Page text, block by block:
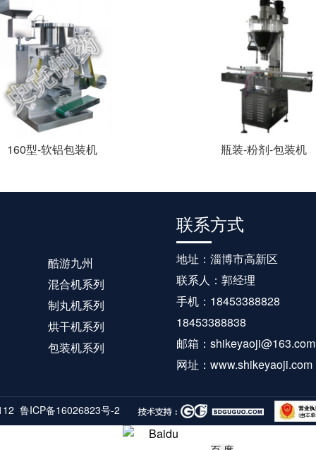
160型-软铝包装机 瓶装-粉剂-包装机
酷游九州
混合机系列
制丸机系列
烘干机系列
包装机系列
联系方式
地址：淄博市高新区
联系人：郭经理
手机：18453388828
18453388838
邮箱：shikeyaoji@163.com
网址：www.shikeyaoji.com
鲁ICP备16026823号-2